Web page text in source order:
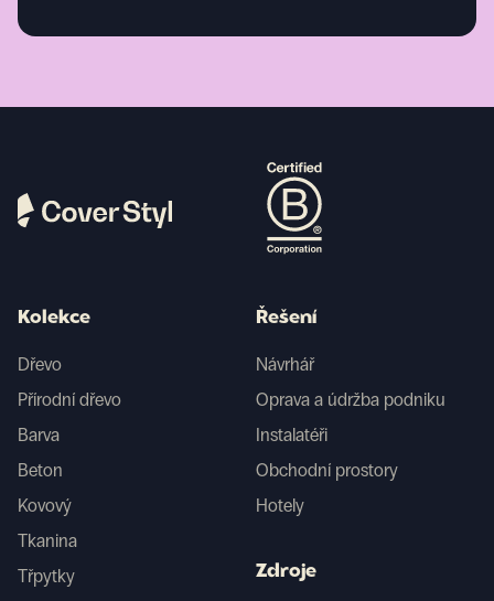
Kolekce
Dřevo
Přírodní dřevo
Barva
Beton
Kovový
Tkanina
Třpytky
Řešení
Návrhář
Oprava a údržba podniku
Instalatéři
Obchodní prostory
Hotely
Zdroje